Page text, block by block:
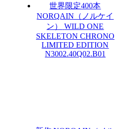
世界限定400本
NORQAIN（ノルケイ
ン）
WILD ONE
SKELETON CHRONO
LIMITED EDITION
N3002.40Q02.B01